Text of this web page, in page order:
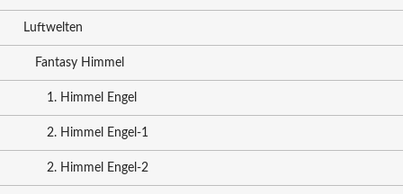
Luftwelten
Fantasy Himmel
1. Himmel Engel
2. Himmel Engel-1
2. Himmel Engel-2